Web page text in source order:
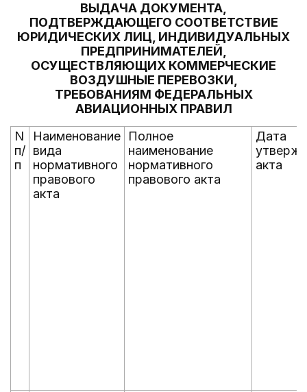
ВЫДАЧА ДОКУМЕНТА,
ПОДТВЕРЖДАЮЩЕГО СООТВЕТСТВИЕ
ЮРИДИЧЕСКИХ ЛИЦ, ИНДИВИДУАЛЬНЫХ
ПРЕДПРИНИМАТЕЛЕЙ,
ОСУЩЕСТВЛЯЮЩИХ КОММЕРЧЕСКИЕ
ВОЗДУШНЫЕ ПЕРЕВОЗКИ,
ТРЕБОВАНИЯМ ФЕДЕРАЛЬНЫХ
АВИАЦИОННЫХ ПРАВИЛ
N
п/
п
Наименование
вида
нормативного
правового
акта
Полное
наименование
нормативного
правового акта
Дата
акта